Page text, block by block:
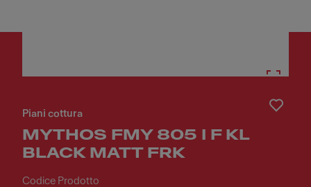
Piani cottura
MYTHOS FMY 805 I F KL
BLACK MATT FRK
Codice Prodotto